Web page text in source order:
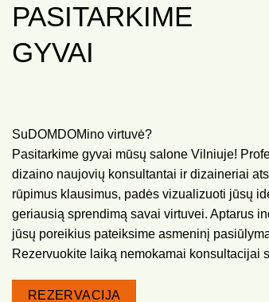
PASITARKIME
GYVAI
SuDOMDOMino virtuvė?
Pasitarkime gyvai mūsų salone Vilniuje!
dizaino naujovių konsultantai ir dizaineriai
rūpimus klausimus, padės vizualizuoti jūsų
geriausią sprendimą savai virtuvei. Aptarus
jūsų poreikius pateiksime asmeninį
Rezervuokite laiką nemokamai konsultacijai
REZERVACIJA